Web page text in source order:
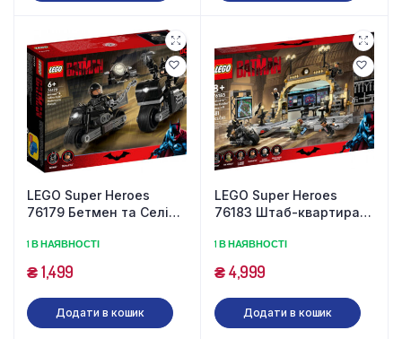
LEGO Super Heroes
76179 Бетмен та Селіна
мотоциклі (149
деталей)
1 В НАЯВНОСТІ
₴1,499
Додати в кошик
LEGO Super Heroes
76183 Штаб-квартира
1 В НАЯВНОСТІ
₴4,999
Додати в кошик